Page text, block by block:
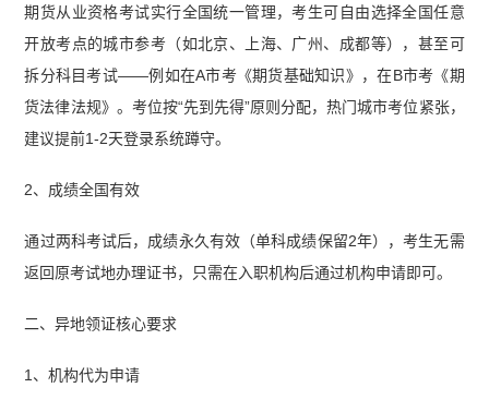
期货从业资格考试实行全国统一管理，考生可自由选择全国任意
开放考点的城市参考（如北京、上海、广州、成都等），甚至可
拆分科目考试——例如在A市考《期货基础知识》，在B市考《期
货法律法规》。考位按“先到先得”原则分配，热门城市考位紧张，
建议提前1-2天登录系统蹲守。
2、成绩全国有效
通过两科考试后，成绩永久有效（单科成绩保留2年），考生无需
返回原考试地办理证书，只需在入职机构后通过机构申请即可。
二、异地领证核心要求
1、机构代为申请